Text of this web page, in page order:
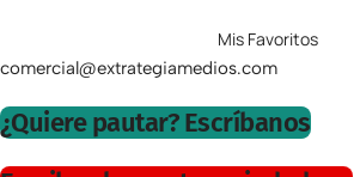
Mis Favoritos
comercial@extrategiamedios.com
¿Quiere pautar? Escríbanos